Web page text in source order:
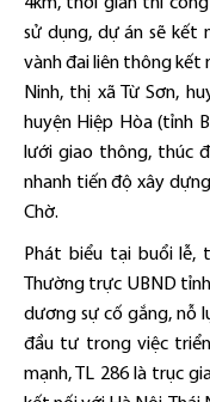
sử dụng, dự án sẽ kết
vành đai liên thông kết
Ninh, thị xã Từ Sơn,
huyện Hiệp Hòa (tỉnh
lưới giao thông, thúc
nhanh tiến độ xây
Chờ.
Phát biểu tại buổi lễ,
Thường trực UBND
dương sự cố gắng, nỗ
đầu tư trong việc
mạnh, TL 286 là trục